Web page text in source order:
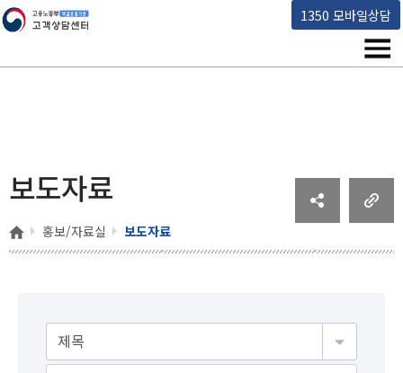
1350 모바일상담
고용노동부 책임운영기관 고객상담센터
메
보도자료
홈 홍보/자료실 보도자료